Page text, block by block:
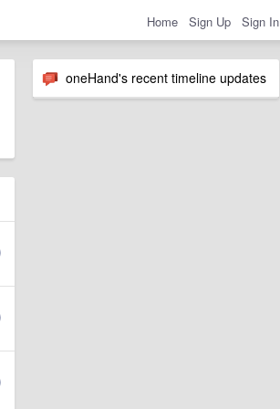
Home Sign Up Sign In
oneHand's recent timeline updates